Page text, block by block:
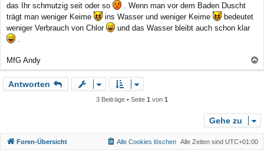
das Ihr schmutzig seit oder so
. Wenn man vor dem Baden Duscht
trägt man weniger Keime
ins Wasser und weniger Keime
bedeutet
weniger Verbrauch von Chlor
und das Wasser bleibt auch schon klar
.
MfG Andy
a
Antworten
3 Beiträge • Seite 1 von 1
Gehe zu
Foren-Übersicht Alle Zeiten sind UTC+01:00
Alle Cookies löschen